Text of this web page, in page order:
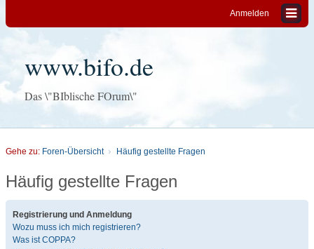
Anmelden
www.bifo.de
Das \"BIblische FOrum\"
Gehe zu: Foren-Übersicht Häufig gestellte Fragen
Häufig gestellte Fragen
Registrierung und Anmeldung
Wozu muss ich mich registrieren?
Was ist COPPA?